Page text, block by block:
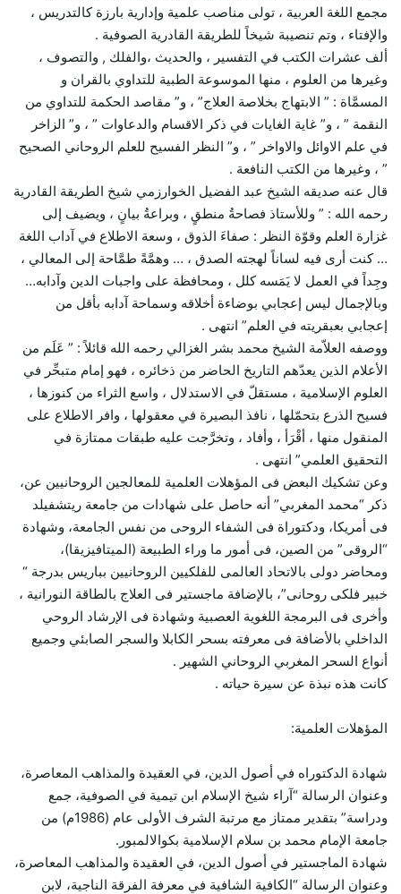
مجمع اللغة العربية ، تولى مناصب علمية وإدارية بارزة كالتدريس ،
والإفتاء ، وتم تنصيبة شيخاً للطريقة القادرية الصوفية .
ألف عشرات الكتب في التفسير ، والحديث ،والفلك , والتصوف ،
وغيرها من العلوم ، منها الموسوعة الطبية للتداوي بالقران و
المسمَّاة : ” الابتهاج بخلاصة العلاج” ، و” مقاصد الحكمة للتداوي من
النقمة ” ، و” غاية الغايات في ذكر الاقسام والدعاوات ” ، و” الزاخر
في علم الاوائل والاواخر ” ، و” النظر الفسيح للعلم الروحاني الصحيح
” ، وغيرها من الكتب النافعة .
قال عنه صديقه الشيخ عبد الفضيل الخوارزمي شيخ الطريقة القادرية
رحمه الله : ” وللأستاذ فصاحةُ منطقٍ ، وبراعةُ بيانٍ ، ويضيف إلى
غزارة العلم وقوّة النظر : صفاءَ الذوق ، وسعة الاطلاع في آداب اللغة
… كنت أرى فيه لساناً لهجته الصدق ، … وهمَّةً طمَّاحة إلى المعالي ،
وجِداً في العمل لا يَمَسه كلل ، ومحافظة على واجبات الدين وآدابه…
وبالإجمال ليس إعجابي بوضاءة أخلاقه وسماحة آدابه بأقل من
إعجابي بعبقريته في العلم” انتهى .
ووصفه العلاّمة الشيخ محمد بشر الغزالي رحمه الله قائلاً : ” عَلَم من
الأعلام الذين يعدّهم التاريخ الحاضر من ذخائره ، فهو إمام متبحِّر في
العلوم الإسلامية ، مستقلّ في الاستدلال ، واسع الثراء من كنوزها ،
فسيح الذرع بتحمّلها ، نافذ البصيرة في معقولها ، وافر الاطلاع على
المنقول منها ، أقْرَأ ، وأفاد ، وتخرَّجت عليه طبقات ممتازة في
التحقيق العلمي” انتهى .
وعن تشكيك البعض فى المؤهلات العلمية للمعالجين الروحانيين عن،
ذكر “محمد المغربي” أنه حاصل على شهادات من جامعة ريتشفيلد
فى أمريكا، ودكتوراة فى الشفاء الروحى من نفس الجامعة، وشهادة
“الروقى” من الصين، فى أمور ما وراء الطبيعة (الميتافيزيقا)،
ومحاضر دولى بالاتحاد العالمى للفلكيين الروحانيين بباريس بدرجة “
خبير فلكى روحانى”، بالإضافة ماجستير فى العلاج بالطاقة النورانية ،
وأخرى فى البرمجة اللغوية العصبية وشهادة فى الإرشاد الروحي
الداخلي بالأضافة فى معرفته بسحر الكابلا والسجر الصابئي وجميع
أنواع السحر المغربي الروحاني الشهير .
كانت هذه نبذة عن سيرة حياته .
المؤهلات العلمية:
شهادة الدكتوراه في أصول الدين، في العقيدة والمذاهب المعاصرة،
وعنوان الرسالة “آراء شيخ الإسلام ابن تيمية في الصوفية، جمع
ودراسة” بتقدير ممتاز مع مرتبة الشرف الأولى عام (1986م) من
جامعة الإمام محمد بن سلام الإسلامية بكوالالمبور.
شهادة الماجستير في أصول الدين، في العقيدة والمذاهب المعاصرة،
وعنوان الرسالة “الكافية الشافية في معرفة الفرقة الناجية، لابن